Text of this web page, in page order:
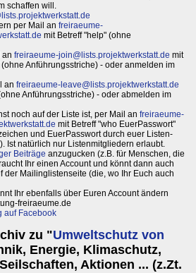
schaffen will.
per Mail an freiraeume-
mit Betreff "help" (ohne
an freiraeume-join@lists.projektwerkstatt.de mit
(ohne Anführungsstriche) - oder anmelden im
an freiraeume-leave@lists.projektwerkstatt.de
Anführungsstriche) - oder abmelden im
noch auf der Liste ist, per Mail an freiraeume-
mit Betreff "who EuerPasswort"
und EuerPasswort durch euer Listen-
Ist natürlich nur Listenmitgliedern erlaubt.
Beiträge anzugucken (z.B. für Menschen, die
Ihr einen Account und könnt dann auch
der Mailinglistenseite (die, wo Ihr Euch auch
Ihr ebenfalls über Euren Account ändern
freiraeume.de
auf Facebook
zu "Umweltschutz von
Energie, Klimaschutz,
Aktionen ... (z.Zt.